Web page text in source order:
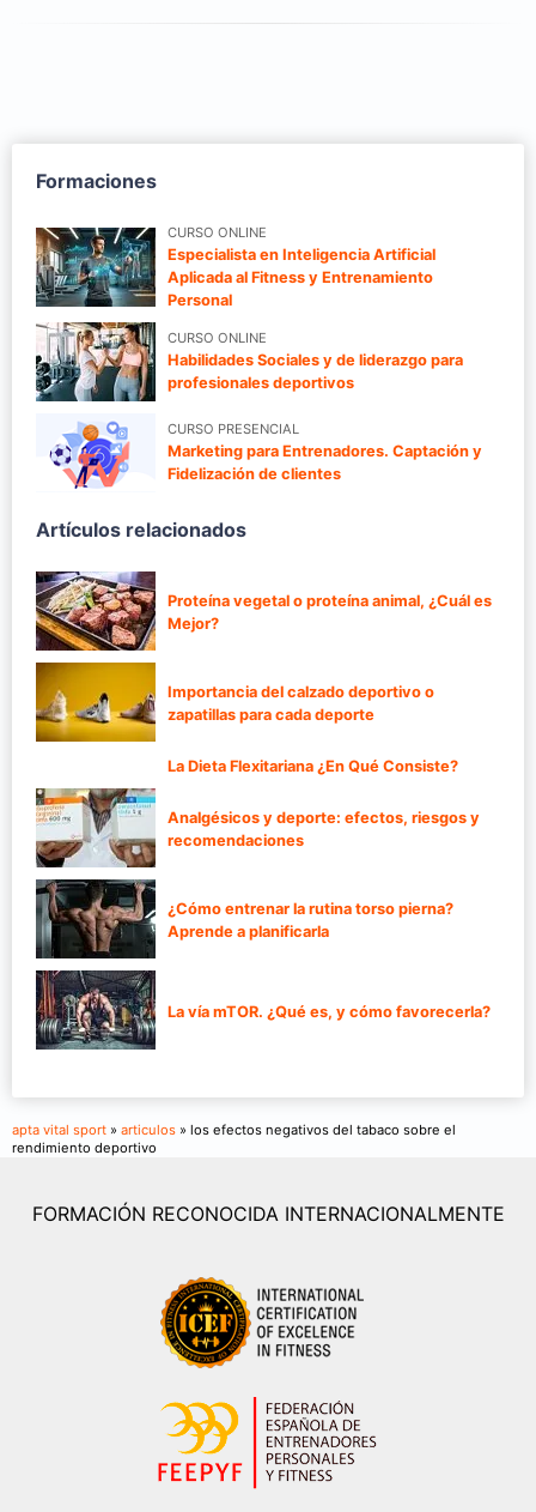
Formaciones
CURSO ONLINE
Especialista en Inteligencia Artificial
Aplicada al Fitness y Entrenamiento
Personal
CURSO ONLINE
Habilidades Sociales y de liderazgo para
profesionales deportivos
CURSO PRESENCIAL
Marketing para Entrenadores. Captación y
Fidelización de clientes
Artículos relacionados
Proteína vegetal o proteína animal, ¿Cuál es
Mejor?
Importancia del calzado deportivo o
zapatillas para cada deporte
La Dieta Flexitariana ¿En Qué Consiste?
Analgésicos y deporte: efectos, riesgos y
recomendaciones
¿Cómo entrenar la rutina torso pierna?
Aprende a planificarla
La vía mTOR. ¿Qué es, y cómo favorecerla?
apta vital sport » articulos » los efectos negativos del tabaco sobre el
rendimiento deportivo
FORMACIÓN RECONOCIDA INTERNACIONALMENTE